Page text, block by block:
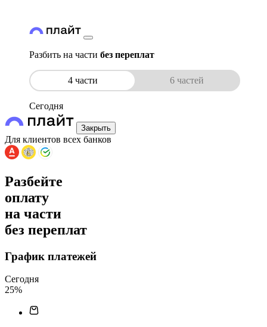
Разбить на части без переплат
4 части 6 частей
Сегодня
Закрыть
Для клиентов всех банков
Разбейте
оплату
на части
без переплат
График платежей
Сегодня
25%